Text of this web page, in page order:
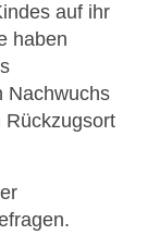
auf ihr
haben
Nachwuchs
Rückzugsort